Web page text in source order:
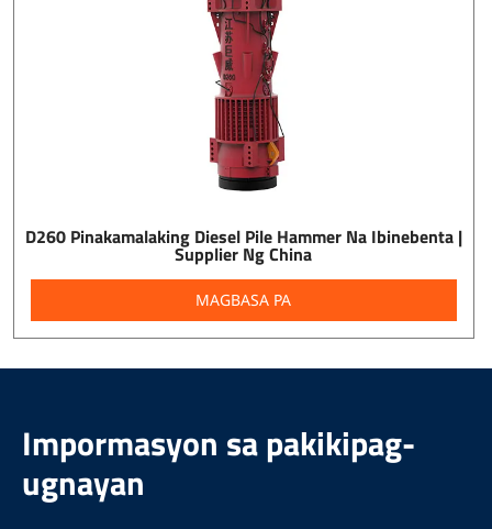
D260 Pinakamalaking Diesel Pile Hammer Na Ibinebenta |
Supplier Ng China
MAGBASA PA
Impormasyon sa pakikipag-
ugnayan